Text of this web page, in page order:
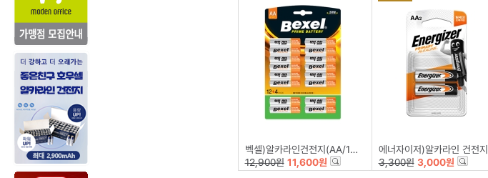
벡셀)알카라인건전지(AA/12+4)
12,900원 11,600원
에너자이저)알카라인 건전지(PRIMARY/AA/B2)
3,300원 3,000원